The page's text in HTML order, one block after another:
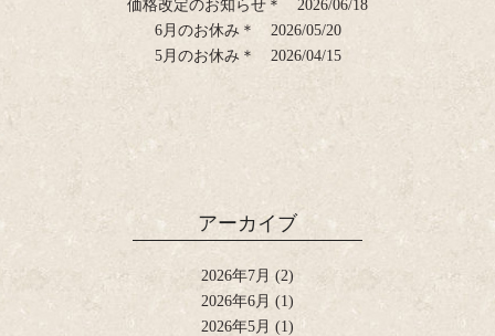
価格改定のお知らせ＊
2026/06/18
6月のお休み＊
2026/05/20
5月のお休み＊
2026/04/15
アーカイブ
2026年7月 (2)
2026年6月 (1)
2026年5月 (1)